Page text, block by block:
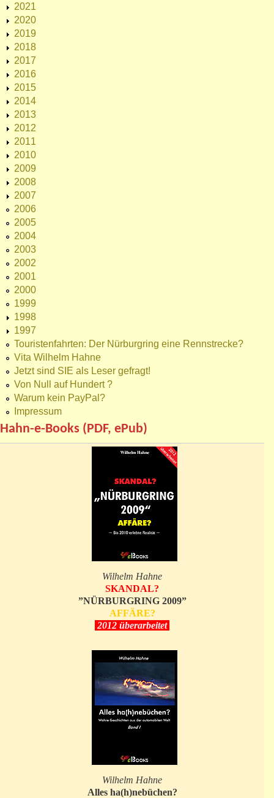
2021
2020
2019
2018
2017
2016
2015
2014
2013
2012
2011
2010
2009
2008
2007
2006
2005
2004
2003
2002
2001
2000
1999
1998
1997
Touristenfahrten: Der Nürburgring eine Rennstrecke?
Vita Wilhelm Hahne
Jetzt sind SIE als Leser gefragt!
Von Null auf Hundert ?
Warum kein PayPal?
Impressum
Hahn-e-Books (PDF, ePub)
Wilhelm Hahne
SKANDAL?
”NÜRBURGRING 2009”
AFFÄRE?
2012 überarbeitet
Wilhelm Hahne
Alles ha(h)nebüchen?